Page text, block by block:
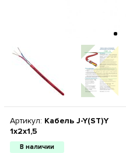
Артикул: Кабель J-Y(ST)Y
1x2x1,5
В наличии